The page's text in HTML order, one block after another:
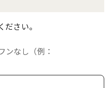
さい。
ンなし（例：